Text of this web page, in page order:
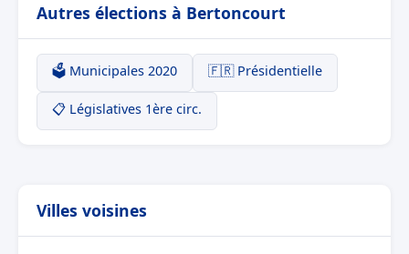
Autres élections à Bertoncourt
🗳️ Municipales 2020 🇫🇷 Présidentielle
📋 Législatives 1ère circ.
Villes voisines